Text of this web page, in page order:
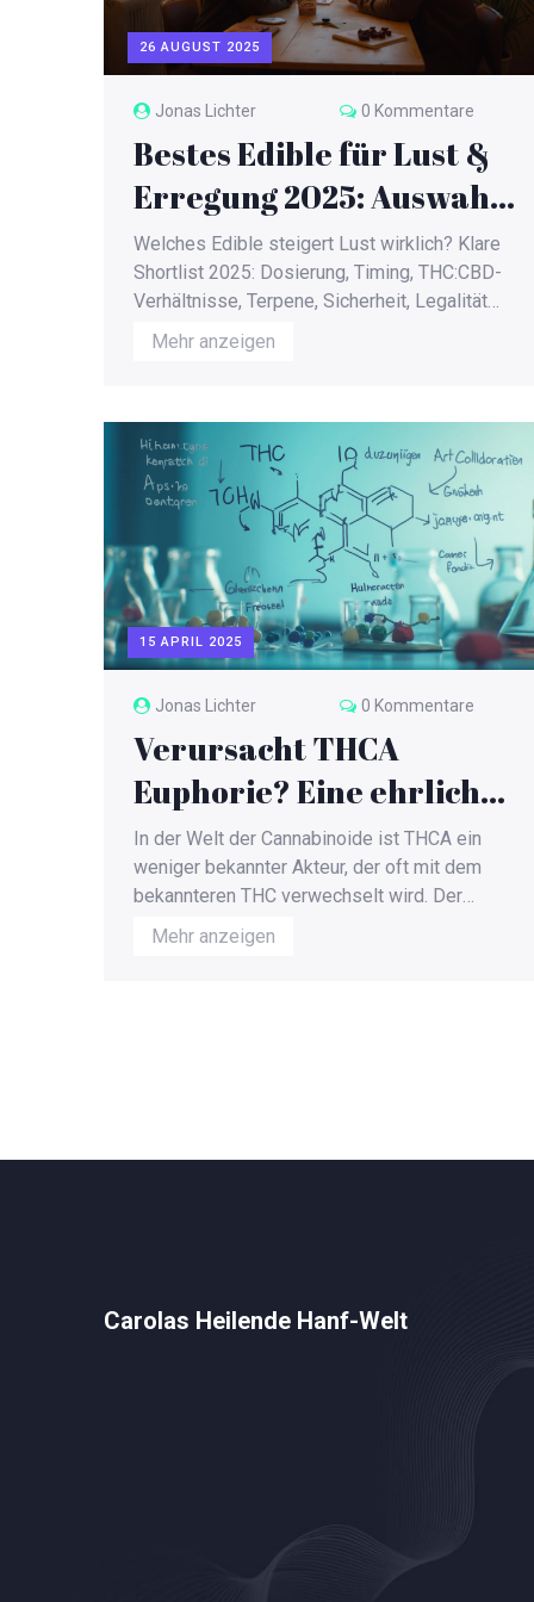
26 AUGUST 2025
Jonas Lichter 0 Kommentare
Bestes Edible für Lust &
Erregung 2025: Auswahl,
Dosierung, Risiken
Welches Edible steigert Lust wirklich? Klare
Shortlist 2025: Dosierung, Timing, THC:CBD-
Verhältnisse, Terpene, Sicherheit, Legalität
(AT/DACH) - ohne Hype, mit Praxis.
Mehr anzeigen
15 APRIL 2025
Jonas Lichter 0 Kommentare
Verursacht THCA
Euphorie? Eine ehrliche
Betrachtung
In der Welt der Cannabinoide ist THCA ein
weniger bekannter Akteur, der oft mit dem
bekannteren THC verwechselt wird. Der
entscheidende Unterschied zwischen den
beiden liegt in ihren Auswirkungen auf unser
Mehr anzeigen
Carolas Heilende Hanf-Welt